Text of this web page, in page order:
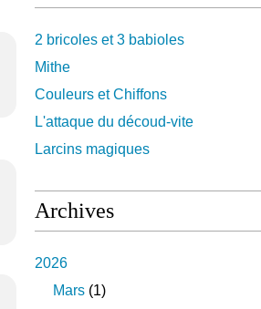
2 bricoles et 3 babioles
Mithe
Couleurs et Chiffons
L'attaque du découd-vite
Larcins magiques
Archives
2026
Mars (1)